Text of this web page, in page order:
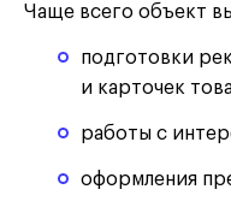
Чаще всего объект
подготовки
и карточек
работы с
оформления